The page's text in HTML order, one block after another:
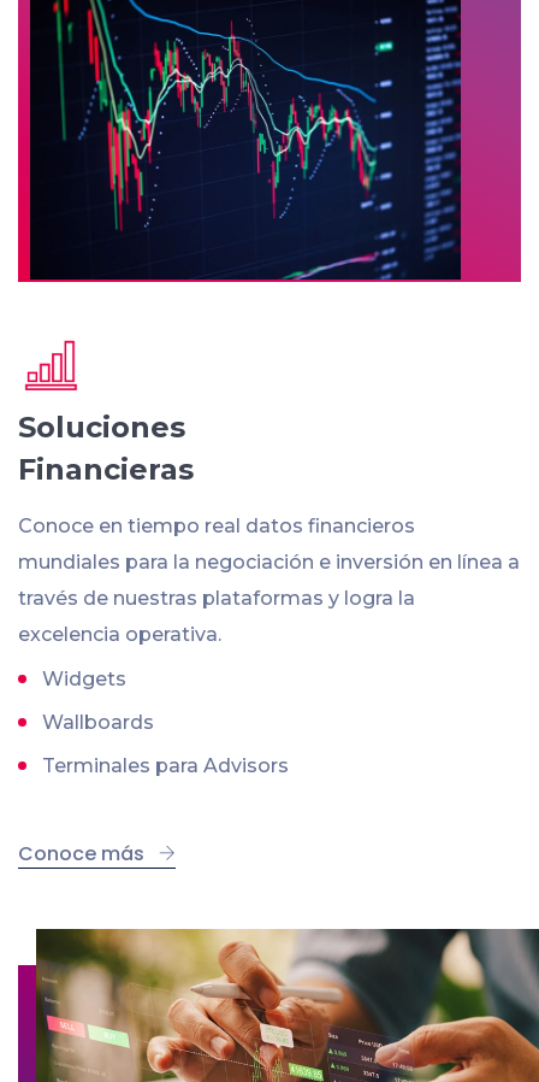
Soluciones
Financieras
Conoce en tiempo real datos financieros
mundiales para la negociación e inversión en línea a
través de nuestras plataformas y logra la
excelencia operativa.
Widgets
Wallboards
Terminales para Advisors
Conoce más